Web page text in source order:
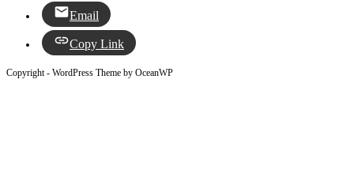
Email
Copy Link
Copyright - WordPress Theme by OceanWP